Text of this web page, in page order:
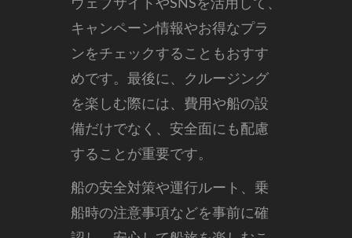
ウェブサイトやSNSを活用して、
キャンペーン情報やお得なプラ
ンをチェックすることもおすす
めです。最後に、クルージング
を楽しむ際には、費用や船の設
備だけでなく、安全面にも配慮
することが重要です。
船の安全対策や運行ルート、乗
船時の注意事項などを事前に確